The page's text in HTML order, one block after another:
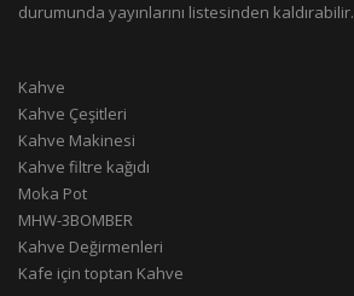
durumunda yayınlarını listesinden kaldırabilir.
Kahve
Kahve Çeşitleri
Kahve Makinesi
Kahve filtre kağıdı
Moka Pot
MHW-3BOMBER
Kahve Değirmenleri
Kafe için toptan Kahve